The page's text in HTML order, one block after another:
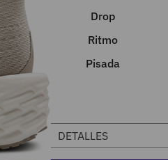
Drop
Ritmo
Pisada
DETALLES